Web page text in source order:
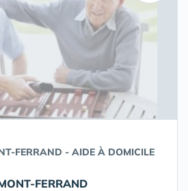
FERRAND - AIDE À DOMICILE
FERRAND